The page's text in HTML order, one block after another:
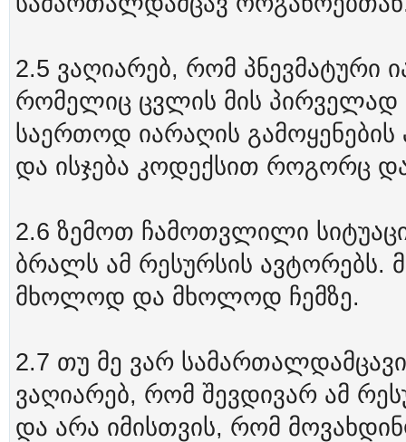
2.5 ვაღიარებ, რომ პნევმატური
რომელიც ცვლის მის პირველად
საერთოდ იარაღის
და ისჯება კოდექსით როგორც
2.6 ზემოთ ჩამოთვლილი
ბრალს ამ რესურსის ავტორებს.
მხოლოდ და მხოლოდ ჩემზე.
2.7 თუ მე ვარ
ვაღიარებ, რომ შევდივარ ამ
და არა იმისთვის, რომ